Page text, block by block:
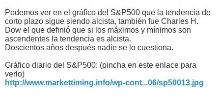
Podemos ver en el gráfico del S&P500 que la tendencia de
corto plazo sigue siendo alcista, también fue Charles H.
Dow el que definió que si los máximos y mínimos son
ascendentes la tendencia es alcista.
Doscientos años después nadie se lo cuestiona.
Gráfico diario del S&P500: (pincha en este enlace para
verlo)
http://www.markettiming.info/wp-cont...06/sp50013.jpg